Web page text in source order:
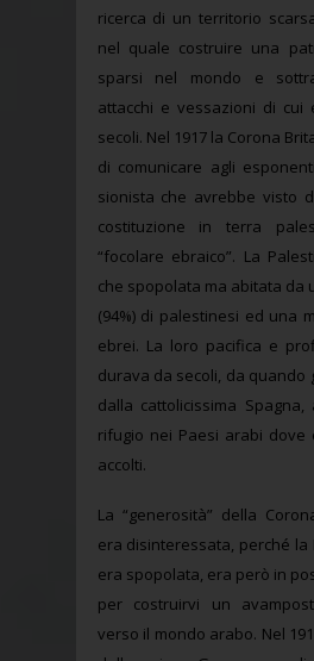
ricerca di un territorio
nel quale costruire una
sparsi nel mondo e
attacchi e vessazioni di cui
secoli. Nel 1917 la Corona
di comunicare agli
sionista che avrebbe visto
costituzione in terra
“focolare ebraico”. La
che spopolata ma abitata da
(94%) di palestinesi ed una
ebrei. La loro pacifica e
durava da secoli, da quando
dalla cattolicissima
rifugio nei Paesi arabi dove
accolti.
La “generosità” della
era disinteressata, perché la
era spopolata, era però in
per costruirvi un
verso il mondo arabo. Nel